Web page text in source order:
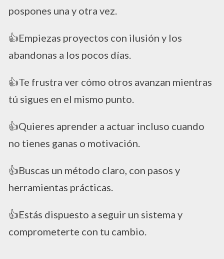
pospones una y otra vez.
👍Empiezas proyectos con ilusión y los
abandonas a los pocos días.
👍Te frustra ver cómo otros avanzan mientras
tú sigues en el mismo punto.
👍Quieres aprender a actuar incluso cuando
no tienes ganas o motivación.
👍Buscas un método claro, con pasos y
herramientas prácticas.
👍Estás dispuesto a seguir un sistema y
comprometerte con tu cambio.